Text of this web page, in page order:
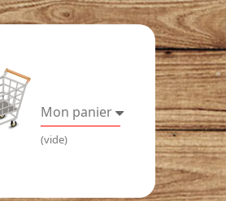
Mon panier
(vide)